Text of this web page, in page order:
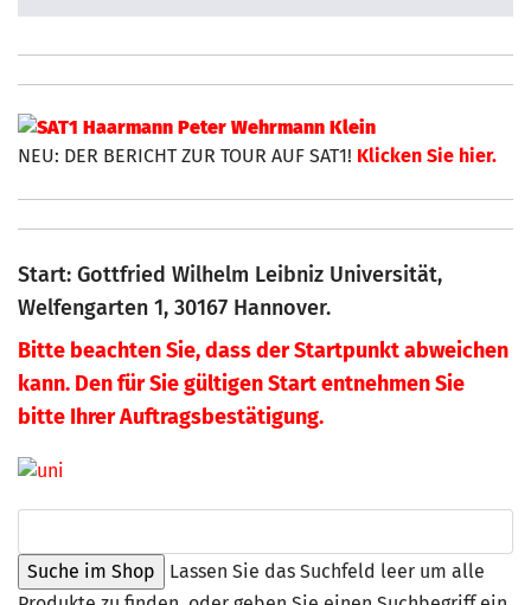
NEU: DER BERICHT ZUR TOUR AUF SAT1! Klicken Sie hier.
Start: Gottfried Wilhelm Leibniz Universität,
Welfengarten 1, 30167 Hannover.
Bitte beachten Sie, dass der Startpunkt abweichen
kann. Den für Sie gültigen Start entnehmen Sie
bitte Ihrer Auftragsbestätigung.
Lassen Sie das Suchfeld leer um alle